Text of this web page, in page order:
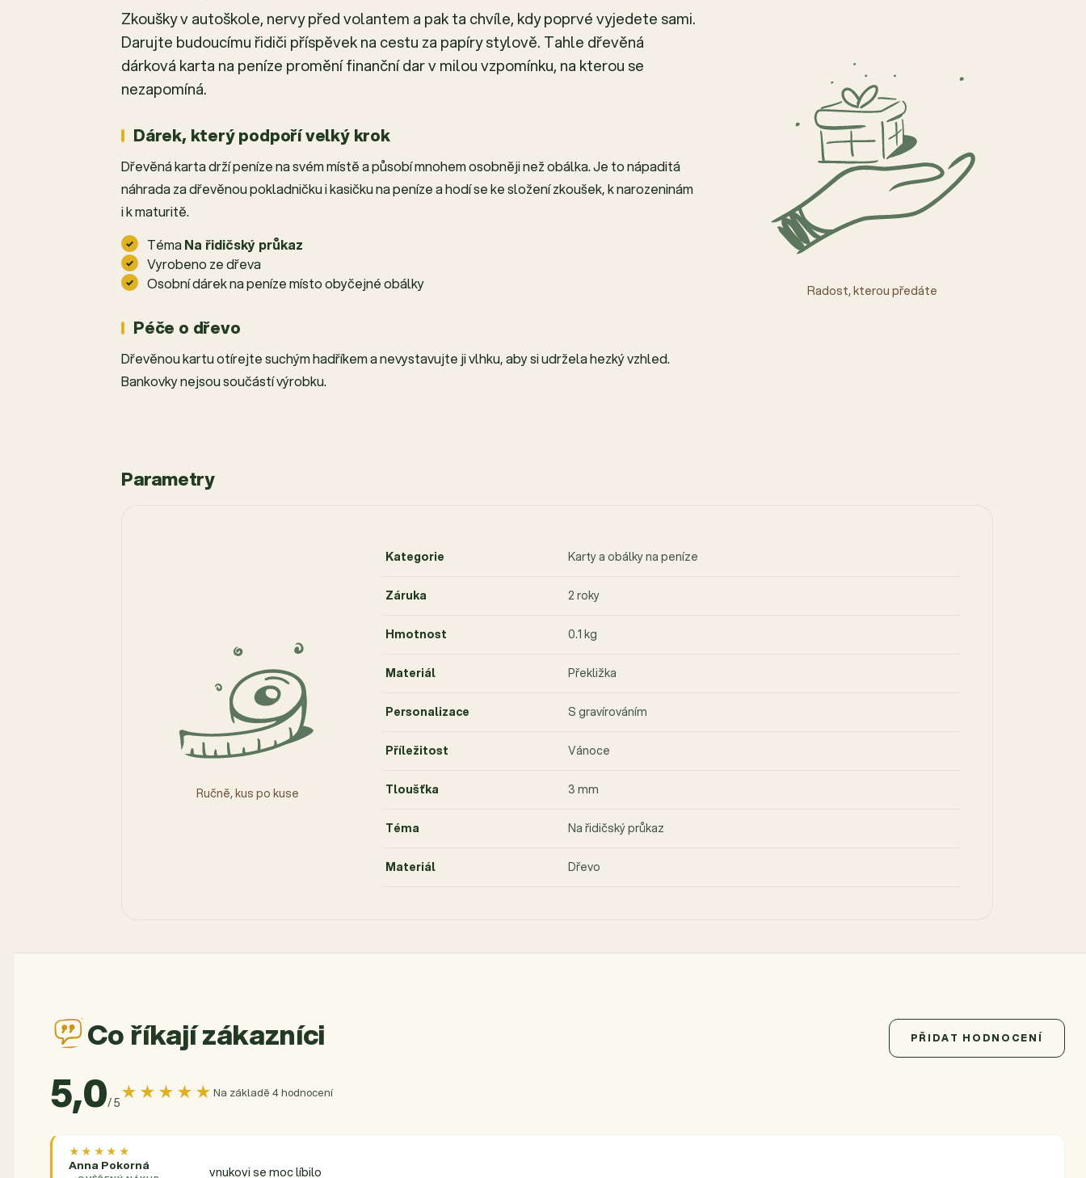
Zkoušky v autoškole, nervy před volantem a pak ta chvíle, kdy poprvé vyjedete sami.
Darujte budoucímu řidiči příspěvek na cestu za papíry stylově. Tahle dřevěná
dárková karta na peníze promění finanční dar v milou vzpomínku, na kterou se
nezapomíná.
Dárek, který podpoří velký krok
Dřevěná karta drží peníze na svém místě a působí mnohem osobněji než obálka. Je to nápaditá
náhrada za dřevěnou pokladničku i kasičku na peníze a hodí se ke složení zkoušek, k narozeninám
i k maturitě.
TémaNa řidičský průkaz
Vyrobeno ze dřeva
Osobní dárek na peníze místo obyčejné obálky
Péče o dřevo
Dřevěnou kartu otírejte suchým hadříkem a nevystavujte ji vlhku, aby si udržela hezký vzhled.
Bankovky nejsou součástí výrobku.
Radost, kterou předáte
Parametry
Ručně, kus po kuse
Kategorie Karty a obálky na peníze
Záruka 2 roky
Hmotnost 0.1 kg
Materiál Překližka
Personalizace S gravírováním
Příležitost Vánoce
Tloušťka 3 mm
Téma Na řidičský průkaz
Materiál Dřevo
Co říkají zákazníci
5,0/ 5★★★★★ Na základě 4 hodnocení
★★★★★
Anna Pokorná vnukovi se moc líbilo
PŘIDAT HODNOCENÍ